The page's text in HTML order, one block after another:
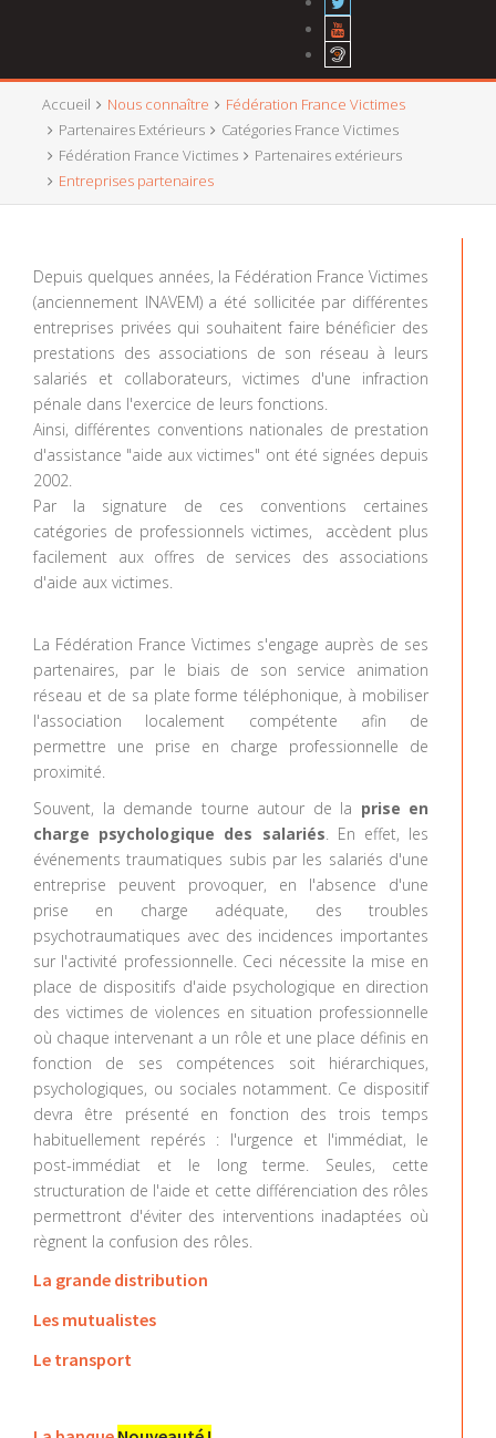
Accueil Nous connaître
Fédération France Victimes
Partenaires Extérieurs
Catégories France Victimes
Fédération France Victimes
Partenaires extérieurs
Entreprises partenaires
Depuis quelques années, la Fédération France Victimes
(anciennement INAVEM) a été sollicitée par différentes
entreprises privées qui souhaitent faire bénéficier des
prestations des associations de son réseau à leurs
salariés et collaborateurs, victimes d'une infraction
pénale dans l'exercice de leurs fonctions.
Ainsi, différentes conventions nationales de prestation
d'assistance "aide aux victimes" ont été signées depuis
2002.
Par la signature de ces conventions certaines
catégories de professionnels victimes, accèdent plus
facilement aux offres de services des associations
d'aide aux victimes.
La Fédération France Victimes s'engage auprès de ses
partenaires, par le biais de son service animation
réseau et de sa plate forme téléphonique, à mobiliser
l'association localement compétente afin de
permettre une prise en charge professionnelle de
proximité.
Souvent, la demande tourne autour de la prise en
charge psychologique des salariés. En effet, les
événements traumatiques subis par les salariés d'une
entreprise peuvent provoquer, en l'absence d'une
prise en charge adéquate, des troubles
psychotraumatiques avec des incidences importantes
sur l'activité professionnelle. Ceci nécessite la mise en
place de dispositifs d'aide psychologique en direction
des victimes de violences en situation professionnelle
où chaque intervenant a un rôle et une place définis en
fonction de ses compétences soit hiérarchiques,
psychologiques, ou sociales notamment. Ce dispositif
devra être présenté en fonction des trois temps
habituellement repérés : l'urgence et l'immédiat, le
post-immédiat et le long terme. Seules, cette
structuration de l'aide et cette différenciation des rôles
permettront d'éviter des interventions inadaptées où
règnent la confusion des rôles.
La grande distribution
Les mutualistes
Le transport